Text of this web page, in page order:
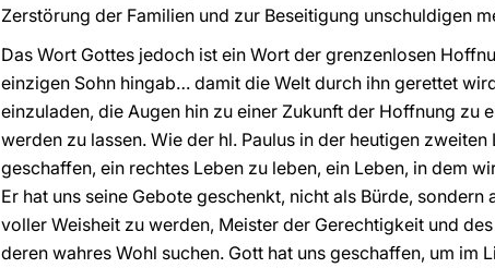
Zerstörung der Familien und zur Beseitigung unschuldigen
Das Wort Gottes jedoch ist ein Wort der grenzenlosen
einzigen Sohn hingab… damit die Welt durch ihn gerettet
einzuladen, die Augen hin zu einer Zukunft der Hoffnung
werden zu lassen. Wie der hl. Paulus in der heutigen
geschaffen, ein rechtes Leben zu leben, ein Leben, in dem
Er hat uns seine Gebote geschenkt, nicht als Bürde,
voller Weisheit zu werden, Meister der Gerechtigkeit und
deren wahres Wohl suchen. Gott hat uns geschaffen, um im